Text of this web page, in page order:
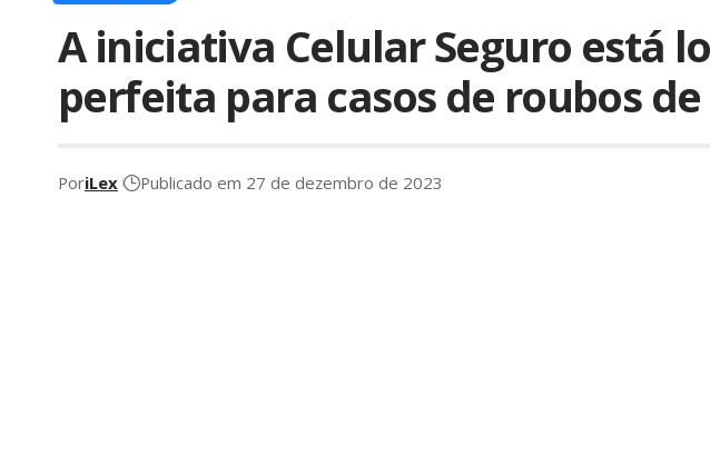
A iniciativa Celular Seguro está
perfeita para casos de roubos
PoriLex Publicado em 27 de dezembro de 2023